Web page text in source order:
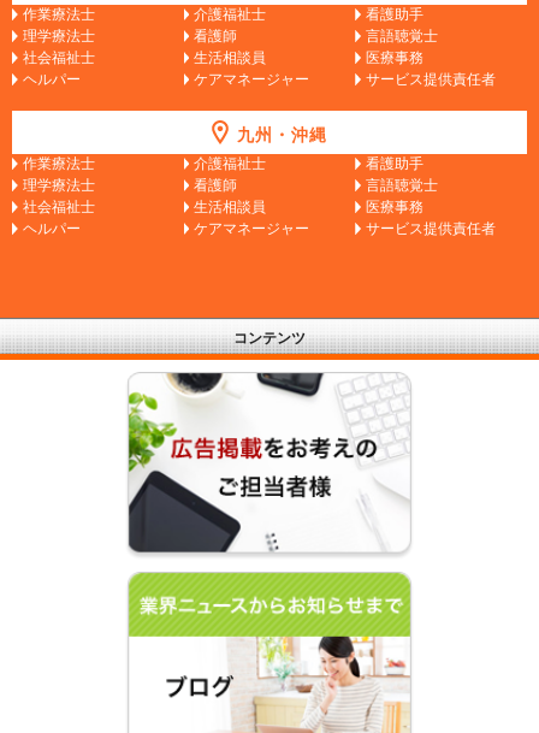
作業療法士 介護福祉士
看護助手
理学療法士
看護師
言語聴覚士
社会福祉士
生活相談員
医療事務
ヘルパー
ケアマネージャー サービス提供責任者
九州・沖縄
作業療法士 介護福祉士
看護助手
理学療法士
看護師
言語聴覚士
社会福祉士
生活相談員
医療事務
ヘルパー
ケアマネージャー サービス提供責任者
コンテンツ